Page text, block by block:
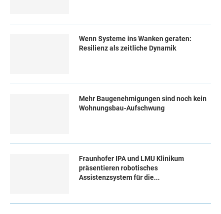
Wenn Systeme ins Wanken geraten:
Resilienz als zeitliche Dynamik
Mehr Baugenehmigungen sind noch kein
Wohnungsbau-Aufschwung
Fraunhofer IPA und LMU Klinikum
präsentieren robotisches
Assistenzsystem für die...